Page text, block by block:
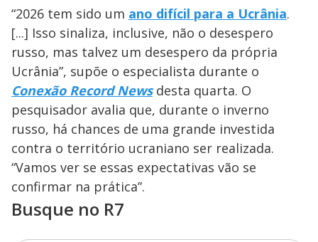
“2026 tem sido um ano difícil para a Ucrânia.
[...] Isso sinaliza, inclusive, não o desespero
russo, mas talvez um desespero da própria
Ucrânia”, supõe o especialista durante o
Conexão Record Newsdesta quarta. O
pesquisador avalia que, durante o inverno
russo, há chances de uma grande investida
contra o território ucraniano ser realizada.
“Vamos ver se essas expectativas vão se
confirmar na prática”.
Busque no R7